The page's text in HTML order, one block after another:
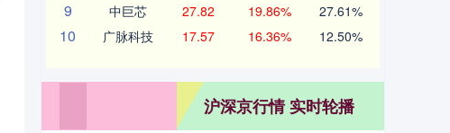
9 中巨芯 27.82 19.86% 27.61%
10 广脉科技 17.57 16.36% 12.50%
沪深京行情 实时轮播